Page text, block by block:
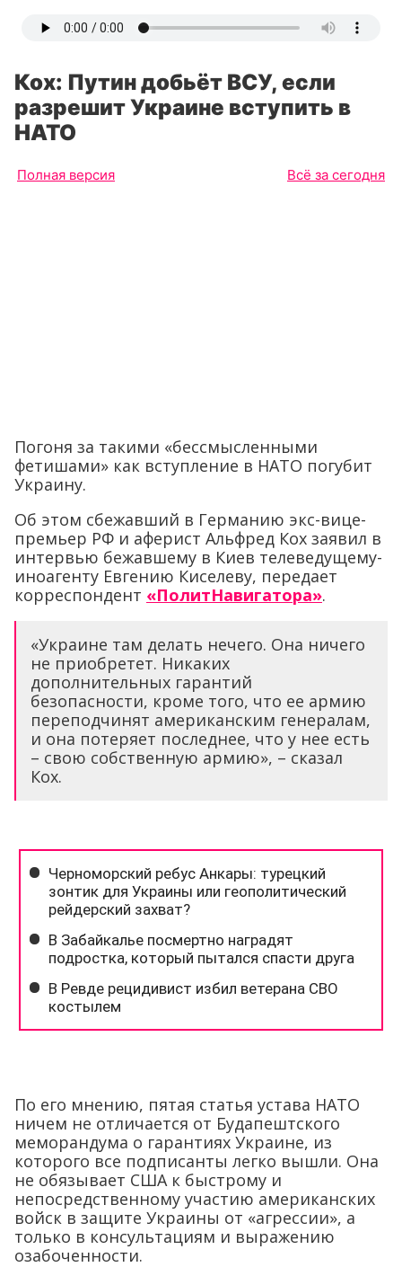
Кох: Путин добьёт ВСУ, если
разрешит Украине вступить в
НАТО
Полная версия Всё за сегодня
Погоня за такими «бессмысленными
фетишами» как вступление в НАТО погубит
Украину.
Об этом сбежавший в Германию экс-вице-
премьер РФ и аферист Альфред Кох заявил в
интервью бежавшему в Киев телеведущему-
иноагенту Евгению Киселеву, передает
корреспондент «ПолитНавигатора».
«Украине там делать нечего. Она ничего
не приобретет. Никаких
дополнительных гарантий
безопасности, кроме того, что ее армию
переподчинят американским генералам,
и она потеряет последнее, что у нее есть
– свою собственную армию», – сказал
Кох.
По его мнению, пятая статья устава НАТО
ничем не отличается от Будапештского
меморандума о гарантиях Украине, из
которого все подписанты легко вышли. Она
не обязывает США к быстрому и
непосредственному участию американских
войск в защите Украины от «агрессии», а
только в консультациям и выражению
озабоченности.